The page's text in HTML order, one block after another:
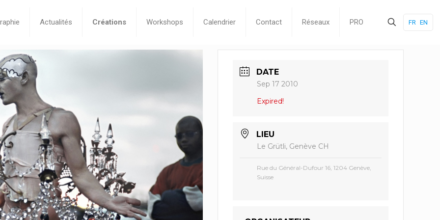
Actualités Créations Workshops Calendrier Contact Réseaux PRO FR EN
DATE
Sep 17 2010
Expired!
LIEU
Le Grütli, Genève CH
Rue du Général-Dufour 16, 1204 Genève,
Suisse